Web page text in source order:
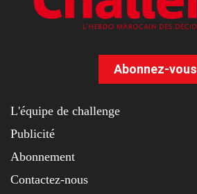
Abonnez-vous
L'équipe de challenge
Publicité
Abonnement
Contactez-nous